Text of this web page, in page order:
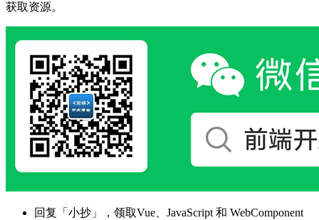
获取资源。
回复「小抄」，领取Vue、JavaScript 和 WebComponent